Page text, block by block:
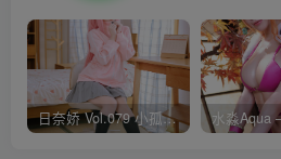
日奈娇 Vol.079 小孤独 [134P-1.84GB]